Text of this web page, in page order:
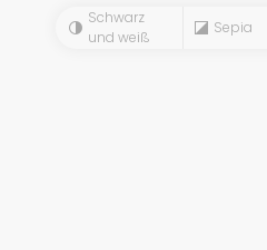
Schwarz
und weiß
Sepia